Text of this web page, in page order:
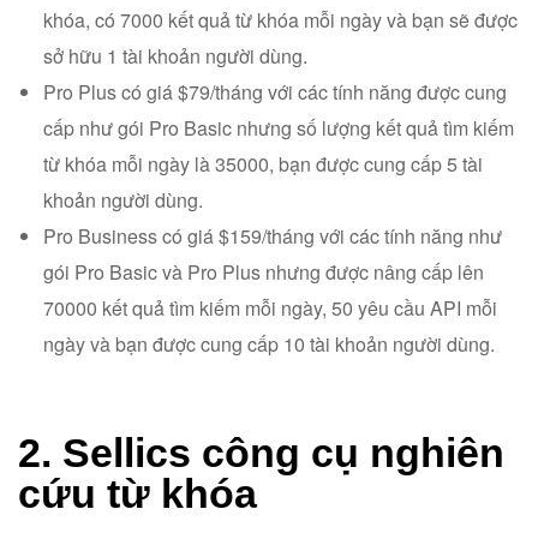
khóa, có 7000 kết quả từ khóa mỗi ngày và bạn sẽ được
sở hữu 1 tài khoản người dùng.
Pro Plus có giá $79/tháng với các tính năng được cung
cấp như gói Pro Basic nhưng số lượng kết quả tìm kiếm
từ khóa mỗi ngày là 35000, bạn được cung cấp 5 tài
khoản người dùng.
Pro Business có giá $159/tháng với các tính năng như
gói Pro Basic và Pro Plus nhưng được nâng cấp lên
70000 kết quả tìm kiếm mỗi ngày, 50 yêu cầu API mỗi
ngày và bạn được cung cấp 10 tài khoản người dùng.
2. Sellics công cụ nghiên
cứu từ khóa